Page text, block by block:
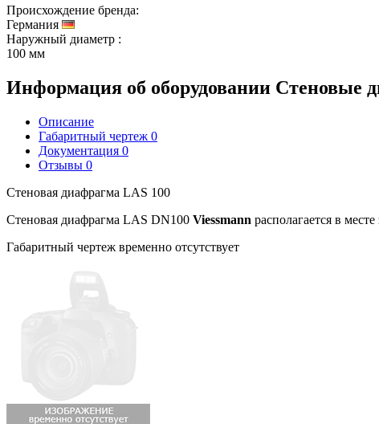
Происхождение бренда:
Германия
Наружный диаметр :
100 мм
Информация об оборудовании Стеновые
Описание
Габаритный чертеж 0
Документация 0
Отзывы 0
Стеновая диафрагма LAS 100
Стеновая диафрагма LAS DN100 Viessmann располагается в
Габаритный чертеж временно отсутствует